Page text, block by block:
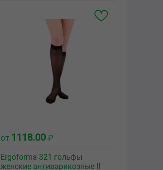
от 1118.00 ₽
Ergoforma 321 гольфы
женские антиварикозные II